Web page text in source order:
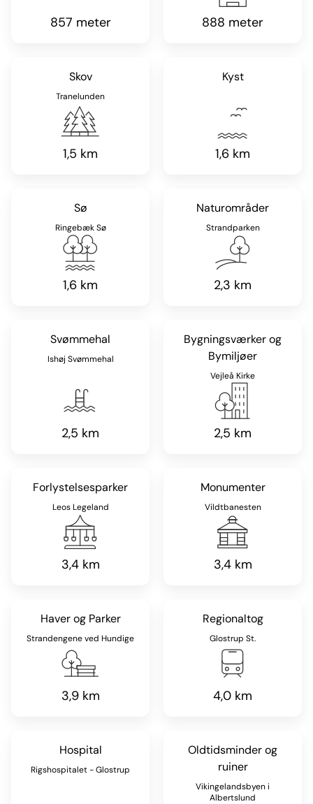
857 meter 888 meter
Skov
Tranelunden
1,5 km
Kyst
1,6 km
Sø
Ringebæk Sø
1,6 km
Naturområder
Strandparken
2,3 km
Svømmehal
Ishøj Svømmehal
2,5 km
Bygningsværker og
Bymiljøer
Vejleå Kirke
2,5 km
Forlystelsesparker
Leos Legeland
3,4 km
Monumenter
Vildtbanesten
3,4 km
Haver og Parker
Strandengene ved Hundige
3,9 km
Regionaltog
Glostrup St.
4,0 km
Hospital
Rigshospitalet - Glostrup
Oldtidsminder og
ruiner
Vikingelandsbyen i
Albertslund